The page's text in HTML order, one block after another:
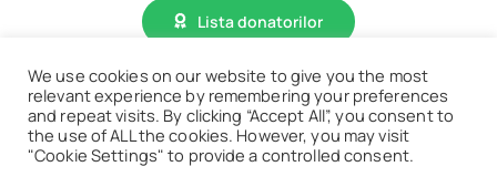
Lista donatorilor
© 2026 • BCU „Carol I” - Toate drepturile sunt rezervate.
Accesează website vechi
We use cookies on our website to give you the most
relevant experience by remembering your preferences
and repeat visits. By clicking “Accept All”, you consent to
the use of ALL the cookies. However, you may visit
"Cookie Settings" to provide a controlled consent.